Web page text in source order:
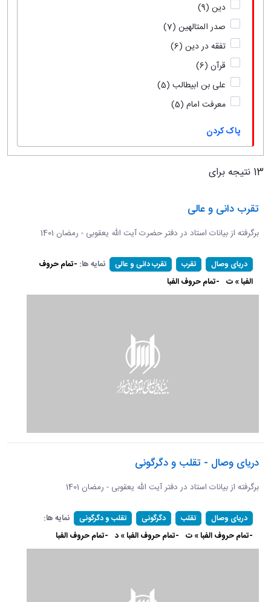
دین (9)
صدر المتالهین (7)
تفقه در دین (6)
قرآن (6)
علی بن ابیطالب (5)
معرفت امام (5)
پاک کردن
13 نتیجه برای
تقرب دانی و عالی
برگرفته از بیانات استاد در دفتر حضرت آیت الله یعقوبی - رمضان 1401
دریای وصال تقرب تقرب دانی و عالی نمایه ها: -تمام حروف
الفبا » ت -تمام حروف الفبا
دریای وصال - تقلب و دگرگونی
برگرفته از بیانات استاد در دفتر آیت الله یعقوبی - رمضان 1401
دریای وصال تقلب دگرگونی تقلب و دگرگونی
نمایه ها:
-تمام حروف الفبا » ت -تمام حروف الفبا » د -تمام حروف الفبا